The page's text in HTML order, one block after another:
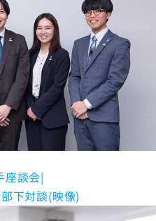
座談会
部下対談(映像)